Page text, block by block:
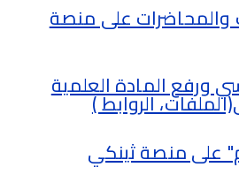
والمحاضرات على منصة
ورفع المادة العلمية
الروابط )
على منصة ثينكي